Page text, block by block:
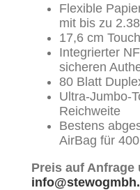
Flexible
mit bis zu
17,6 cm
Integrierter
sicheren
80 Blatt
Ultra-Jumbo-
Reichweite
Bestens
AirBag für
Preis auf Anfrage